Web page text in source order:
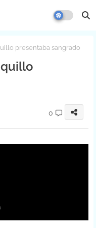
presentaba sangrado
0